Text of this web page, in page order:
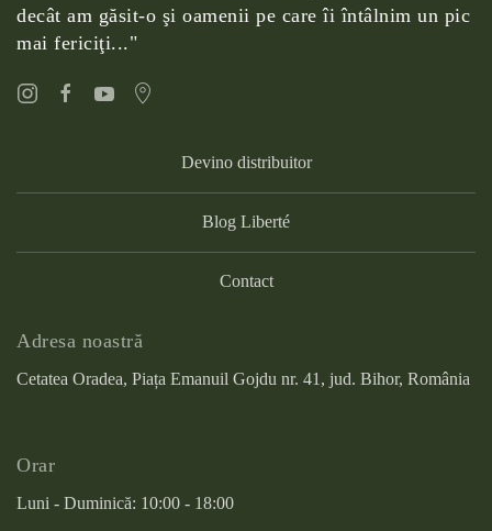
decât am găsit-o şi oamenii pe care îi întâlnim un pic
mai fericiţi..."
Devino distribuitor
Blog Liberté
Contact
Adresa noastră
Cetatea Oradea, Piața Emanuil Gojdu nr. 41, jud. Bihor, România
Orar
Luni - Duminică: 10:00 - 18:00